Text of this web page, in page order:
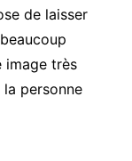
de laisser
image très
personne